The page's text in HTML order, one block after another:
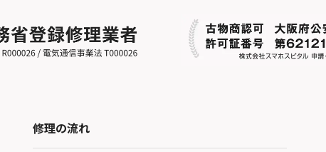
修理の流れ